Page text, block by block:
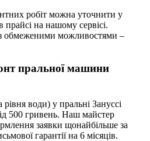
робіт можна уточнити у
на нашому сервісі.
обмеженими можливостями –
пральної машини
води) у пральні Зануссі
500 гривень. Наш майстер
заявки щонайбільше за
гарантії на 6 місяців.